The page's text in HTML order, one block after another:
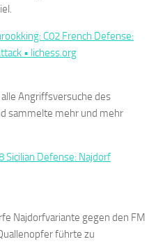
C02 French Defense:
• lichess.org
alle Angriffsversuche des
sammelte mehr und mehr
Sicilian Defense: Najdorf
Najdorfvariante gegen den FM
führte zu